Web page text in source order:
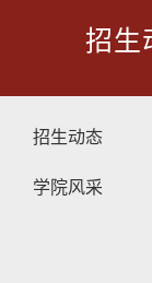
招生
招生动态
学院风采